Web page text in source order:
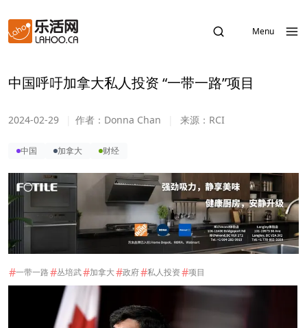
Menu
中国呼吁加拿大私人投资 “一带一路”项目
2024-02-29 作者： Donna Chan 来源： RCI
中国 加拿大 财经
#一带一路#丛培武#加拿大#政府#私人投资#项目